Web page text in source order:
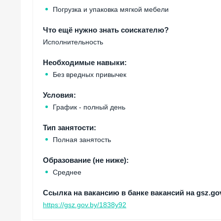
Погрузка и упаковка мягкой мебели
Что ещё нужно знать соискателю?
Исполнительность
Необходимые навыки:
Без вредных привычек
Условия:
График - полный день
Тип занятости:
Полная занятость
Образование (не ниже):
Среднее
Ссылка на вакансию в банке вакансий на
https://gsz.gov.by/1838у92